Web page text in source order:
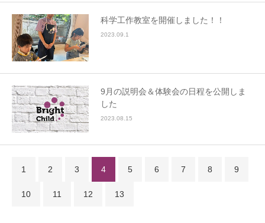
科学工作教室を開催しました！！
2023.09.1
9月の説明会＆体験会の日程を公開しま
した
2023.08.15
1 2 3 4 5 6 7 8 9
10 11 12 13